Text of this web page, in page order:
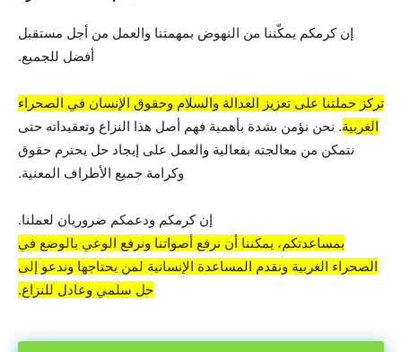
إن كرمكم يمكّننا من النهوض بمهمتنا والعمل من أجل مستقبل
أفضل للجميع.
تركز حملتنا على تعزيز العدالة والسلام وحقوق الإنسان في الصحراء
الغربية. نحن نؤمن بشدة بأهمية فهم أصل هذا النزاع وتعقيداته حتى
نتمكن من معالجته بفعالية والعمل على إيجاد حل يحترم حقوق
وكرامة جميع الأطراف المعنية.
إن كرمكم ودعمكم ضروريان لعملنا.
بمساعدتكم، يمكننا أن نرفع أصواتنا ونرفع الوعي بالوضع في
الصحراء الغربية ونقدم المساعدة الإنسانية لمن يحتاجها وندعو إلى
حل سلمي وعادل للنزاع.